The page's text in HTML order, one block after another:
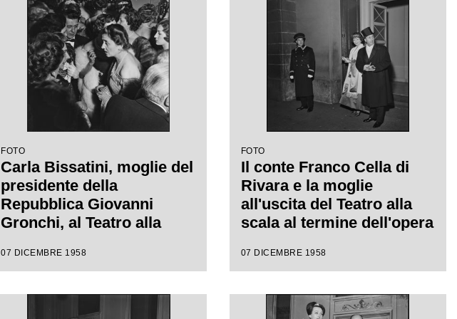
regia di Margherita
Wallmann
regia di Margherita
Walmann
FOTO
Carla Bissatini, moglie del
presidente della
Repubblica Giovanni
Gronchi, al Teatro alla
serata inaugurale della
con l'opera "Turandot", di
Giacomo Puccini, diretta
07 DICEMBRE 1958
FOTO
Il conte Franco Cella di
Rivara e la moglie
all'uscita del Teatro alla
scala al termine dell'opera
Puccini, diretta da
regia di Margherita
Wallmann, che inaugura la
07 DICEMBRE 1958